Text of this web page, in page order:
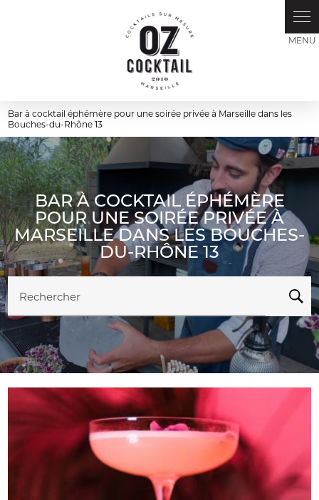
Bar à cocktail éphémère pour une soirée privée à Marseille dans les
Bouches-du-Rhône 13
BAR À COCKTAIL ÉPHÉMÈRE
POUR UNE SOIRÉE PRIVÉE À
MARSEILLE DANS LES BOUCHES-
DU-RHÔNE 13
Rechercher